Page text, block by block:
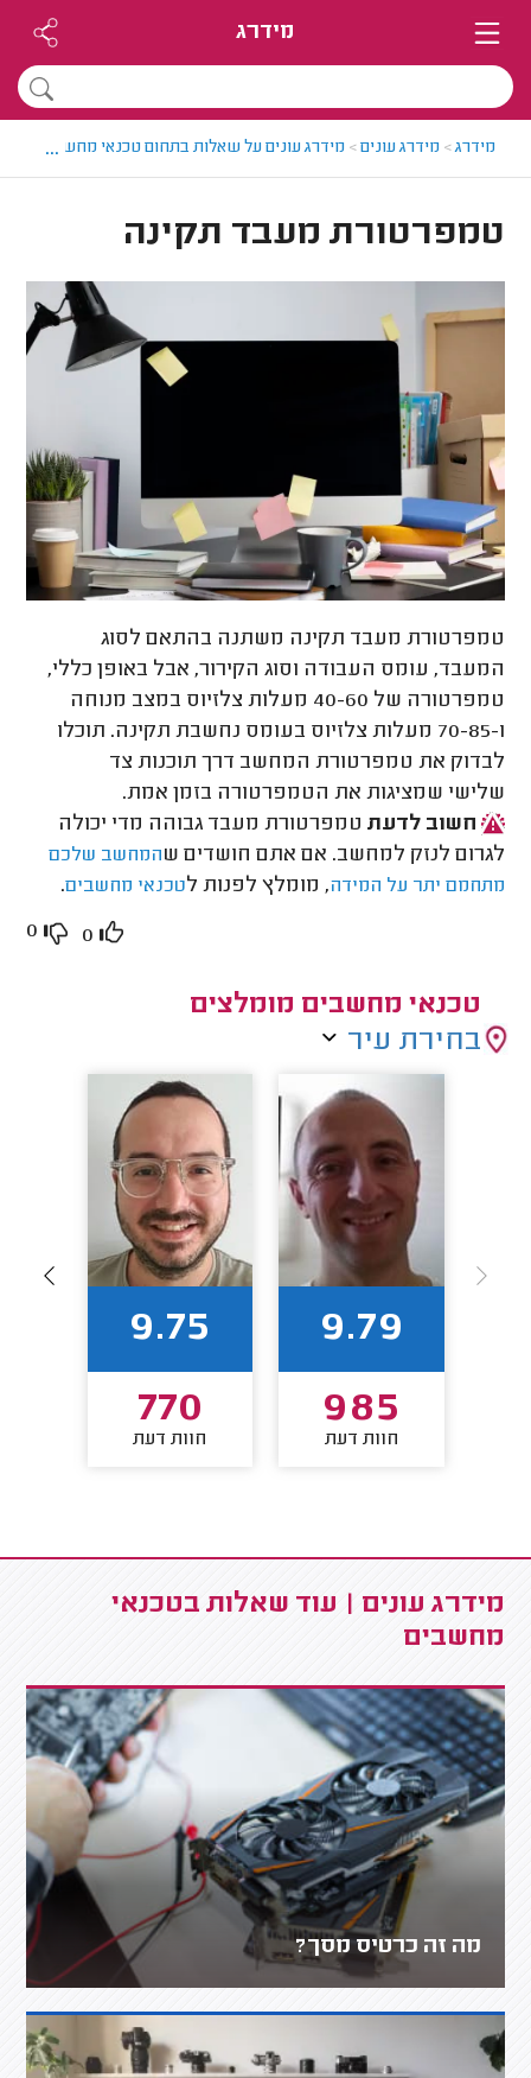
מידרג
מידרג> מידרג עונים> מידרג עונים על שאלות בתחום טכנאי מחשבים
...
טמפרטורת מעבד תקינה
טמפרטורת מעבד תקינה משתנה בהתאם לסוג
המעבד, עומס העבודה וסוג הקירור, אבל באופן כללי,
טמפרטורה של 40-60 מעלות צלזיוס במצב מנוחה
ו-70-85 מעלות צלזיוס בעומס נחשבת תקינה. תוכלו
לבדוק את טמפרטורת המחשב דרך תוכנות צד
שלישי שמציגות את הטמפרטורה בזמן אמת.
חשוב לדעת טמפרטורת מעבד גבוהה מדי יכולה
לגרום לנזק למחשב. אם אתם חושדים שהמחשב שלכם
מתחמם יתר על המידה, מומלץ לפנות לטכנאי מחשבים.
0
0
טכנאי מחשבים מומלצים
בחירת עיר
9.79
985
חוות דעת
9.75
770
חוות דעת
מידרג עונים | עוד שאלות בטכנאי
מחשבים
מה זה כרטיס מסך?